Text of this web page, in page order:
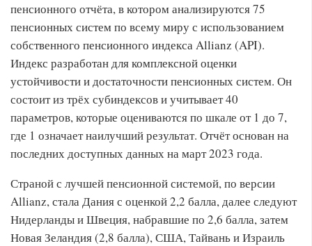
пенсионного отчёта, в котором анализируются 75
пенсионных систем по всему миру с использованием
собственного пенсионного индекса Allianz (API).
Индекс разработан для комплексной оценки
устойчивости и достаточности пенсионных систем. Он
состоит из трёх субиндексов и учитывает 40
параметров, которые оцениваются по шкале от 1 до 7,
где 1 означает наилучший результат. Отчёт основан на
последних доступных данных на март 2023 года.
Страной с лучшей пенсионной системой, по версии
Allianz, стала Дания с оценкой 2,2 балла, далее следуют
Нидерланды и Швеция, набравшие по 2,6 балла, затем
Новая Зеландия (2,8 балла), США, Тайвань и Израиль